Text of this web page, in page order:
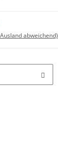
abweichend)